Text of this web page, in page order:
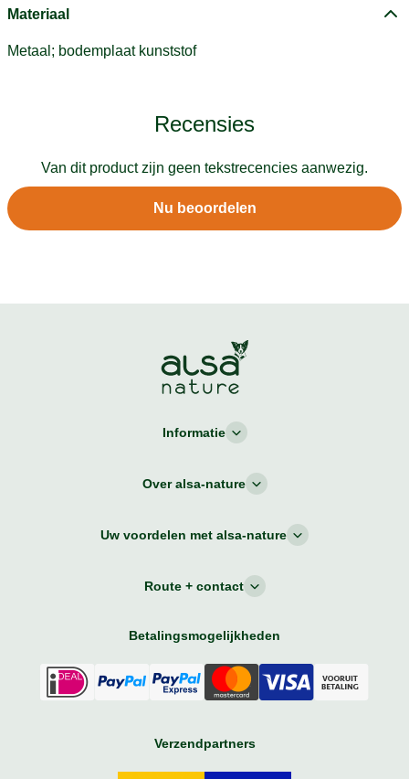
Materiaal
Metaal; bodemplaat kunststof
Recensies
Van dit product zijn geen tekstrecencies aanwezig.
Nu beoordelen
Informatie
Over alsa-nature
Uw voordelen met alsa-nature
Route + contact
Betalingsmogelijkheden
Verzendpartners